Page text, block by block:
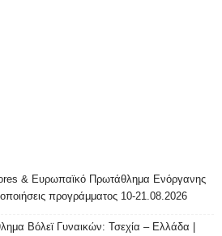
& Ευρωπαϊκό Πρωτάθλημα Ενόργανης
προγράμματος 10-21.08.2026
Βόλεϊ Γυναικών: Τσεχία – Ελλάδα |